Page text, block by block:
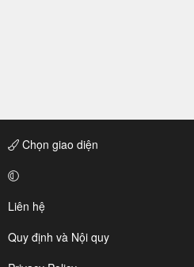
Chọn giao diện
Liên hệ
Quy định và Nội quy